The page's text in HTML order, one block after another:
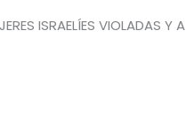
ISRAELÍES VIOLADAS Y A